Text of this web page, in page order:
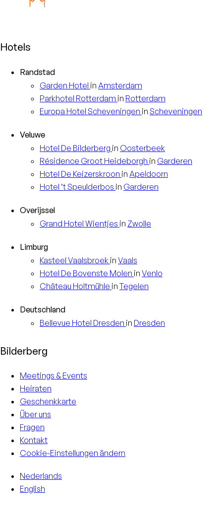
Hotels
Randstad
Garden Hotel in Amsterdam
Parkhotel Rotterdam in Rotterdam
Europa Hotel Scheveningen in Scheveningen
Veluwe
Hotel De Bilderberg in Oosterbeek
Résidence Groot Heideborgh in Garderen
Hotel De Keizerskroon in Apeldoorn
Hotel ’t Speulderbos in Garderen
Overijssel
Grand Hotel Wientjes in Zwolle
Limburg
Kasteel Vaalsbroek in Vaals
Hotel De Bovenste Molen in Venlo
Château Holtmühle in Tegelen
Deutschland
Bellevue Hotel Dresden in Dresden
Bilderberg
Meetings & Events
Heiraten
Geschenkkarte
Über uns
Fragen
Kontakt
Cookie-Einstellungen ändern
Nederlands
English